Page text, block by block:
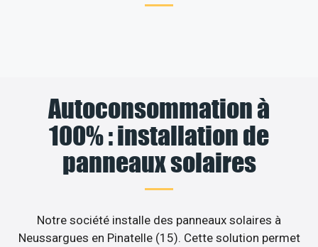
Autoconsommation à
100% : installation de
panneaux solaires
Notre société installe des panneaux solaires à
Neussargues en Pinatelle (15). Cette solution permet